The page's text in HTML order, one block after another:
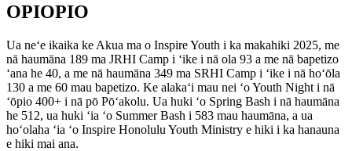
OPIOPIO
Ua neʻe ikaika ke Akua ma o Inspire Youth i ka makahiki 2025, me
nā haumāna 189 ma JRHI Camp i ʻike i nā ola 93 a me nā bapetizo
ʻana he 40, a me nā haumāna 349 ma SRHI Camp i ʻike i nā hoʻōla
130 a me 60 mau bapetizo. Ke alakaʻi mau nei ʻo Youth Night i nā
ʻōpio 400+ i nā pō Pōʻakolu. Ua huki ʻo Spring Bash i nā haumāna
he 512, ua huki ʻia ʻo Summer Bash i 583 mau haumāna, a ua
hoʻolaha ʻia ʻo Inspire Honolulu Youth Ministry e hiki i ka hanauna
e hiki mai ana.